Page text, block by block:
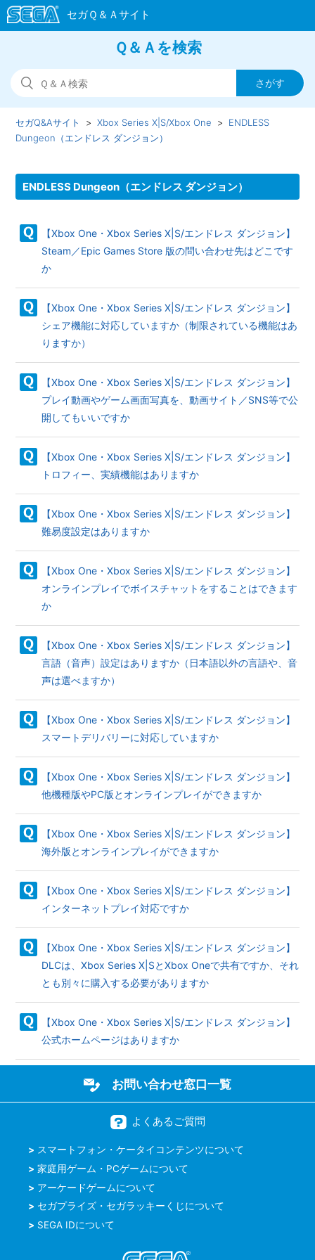
Ｑ＆Ａを検索
セガQ&Aサイト Xbox Series X|S/Xbox One
ENDLESS
Dungeon（エンドレス ダンジョン）
ENDLESS Dungeon（エンドレス ダンジョン）
【Xbox One・Xbox Series X|S/エンドレス ダンジョン】
Steam／Epic Games Store 版の問い合わせ先はどこです
か
【Xbox One・Xbox Series X|S/エンドレス ダンジョン】
シェア機能に対応していますか（制限されている機能はあ
りますか）
【Xbox One・Xbox Series X|S/エンドレス ダンジョン】
プレイ動画やゲーム画面写真を、動画サイト／SNS等で公
開してもいいですか
【Xbox One・Xbox Series X|S/エンドレス ダンジョン】
トロフィー、実績機能はありますか
【Xbox One・Xbox Series X|S/エンドレス ダンジョン】
難易度設定はありますか
【Xbox One・Xbox Series X|S/エンドレス ダンジョン】
オンラインプレイでボイスチャットをすることはできます
か
【Xbox One・Xbox Series X|S/エンドレス ダンジョン】
言語（音声）設定はありますか（日本語以外の言語や、音
声は選べますか）
【Xbox One・Xbox Series X|S/エンドレス ダンジョン】
スマートデリバリーに対応していますか
【Xbox One・Xbox Series X|S/エンドレス ダンジョン】
他機種版やPC版とオンラインプレイができますか
【Xbox One・Xbox Series X|S/エンドレス ダンジョン】
海外版とオンラインプレイができますか
【Xbox One・Xbox Series X|S/エンドレス ダンジョン】
インターネットプレイ対応ですか
【Xbox One・Xbox Series X|S/エンドレス ダンジョン】
DLCは、Xbox Series X|SとXbox Oneで共有ですか、それ
とも別々に購入する必要がありますか
【Xbox One・Xbox Series X|S/エンドレス ダンジョン】
公式ホームページはありますか
お問い合わせ窓口一覧
よくあるご質問
スマートフォン・ケータイコンテンツについて
家庭用ゲーム・PCゲームについて
アーケードゲームについて
セガプライズ・セガラッキーくじについて
SEGA IDについて